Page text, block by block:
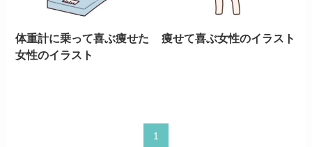
体重計に乗って喜ぶ痩せた
女性のイラスト
痩せて喜ぶ女性のイラスト
1